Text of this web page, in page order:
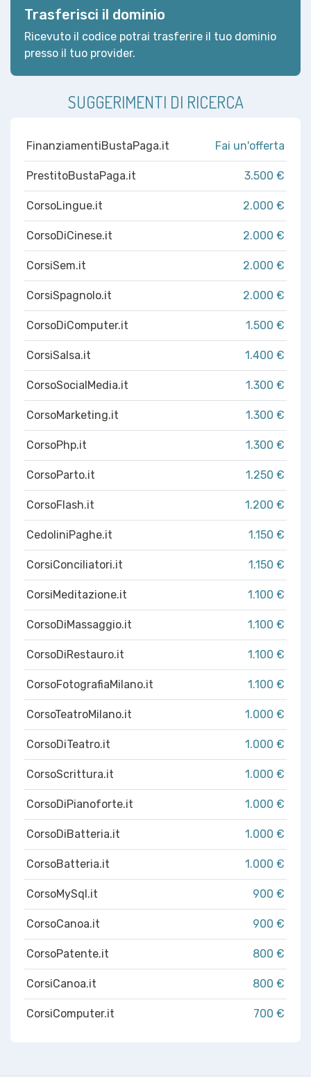
Trasferisci il dominio
Ricevuto il codice potrai trasferire il tuo dominio
presso il tuo provider.
SUGGERIMENTI DI RICERCA
FinanziamentiBustaPaga.it Fai un'offerta
PrestitoBustaPaga.it 3.500 €
CorsoLingue.it 2.000 €
CorsoDiCinese.it 2.000 €
CorsiSem.it 2.000 €
CorsiSpagnolo.it 2.000 €
CorsoDiComputer.it 1.500 €
CorsiSalsa.it 1.400 €
CorsoSocialMedia.it 1.300 €
CorsoMarketing.it 1.300 €
CorsoPhp.it 1.300 €
CorsoParto.it 1.250 €
CorsoFlash.it 1.200 €
CedoliniPaghe.it 1.150 €
CorsiConciliatori.it 1.150 €
CorsiMeditazione.it 1.100 €
CorsoDiMassaggio.it 1.100 €
CorsoDiRestauro.it 1.100 €
CorsoFotografiaMilano.it 1.100 €
CorsoTeatroMilano.it 1.000 €
CorsoDiTeatro.it 1.000 €
CorsoScrittura.it 1.000 €
CorsoDiPianoforte.it 1.000 €
CorsoDiBatteria.it 1.000 €
CorsoBatteria.it 1.000 €
CorsoMySql.it 900 €
CorsoCanoa.it 900 €
CorsoPatente.it 800 €
CorsiCanoa.it 800 €
CorsiComputer.it 700 €